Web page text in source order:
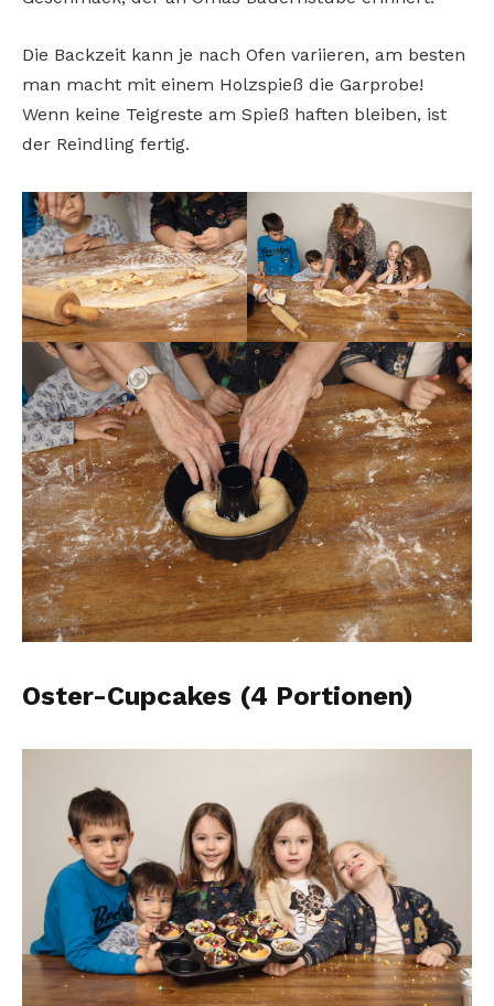
Die Backzeit kann je nach Ofen variieren, am besten
man macht mit einem Holzspieß die Garprobe!
Wenn keine Teigreste am Spieß haften bleiben, ist
der Reindling fertig.
Oster-Cupcakes (4 Portionen)